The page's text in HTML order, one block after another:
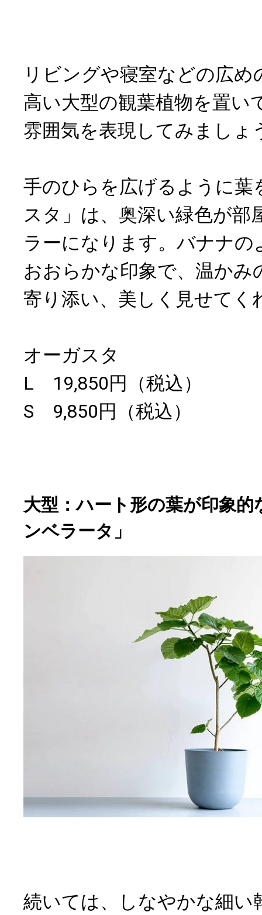
リビングや寝室などの広め
高い大型の観葉植物を置い
雰囲気を表現してみましょ
手のひらを広げるように葉
スタ」は、奥深い緑色が部
ラーになります。バナナの
おおらかな印象で、温かみ
寄り添い、美しく見せてく
オーガスタ
L 19,850円（税込）
S 9,850円（税込）
大型：ハート形の葉が印象
ンベラータ」
続いては、しなやかな細い